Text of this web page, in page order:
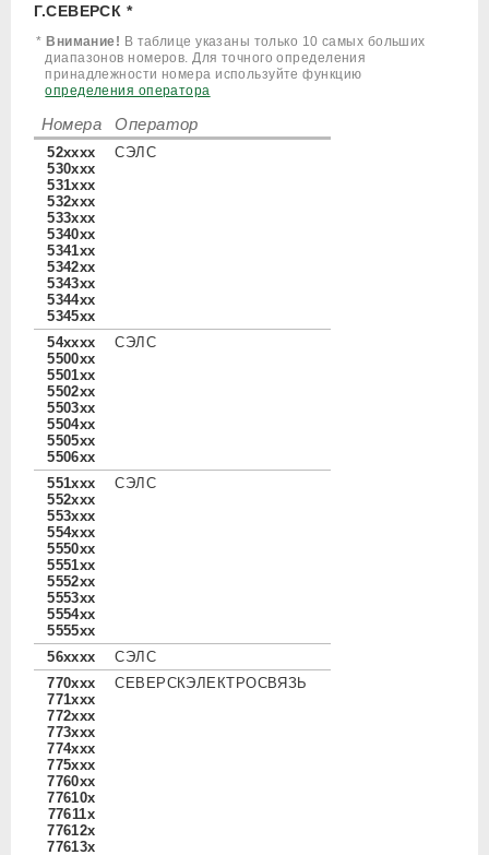
Г.СЕВЕРСК *
* Внимание! В таблице указаны только 10 самых больших
диапазонов номеров. Для точного определения
принадлежности номера используйте функцию
определения оператора
Номера Оператор
52xxxx
530xxx
531xxx
532xxx
533xxx
5340xx
5341xx
5342xx
5343xx
5344xx
5345xx
СЭЛС
54xxxx
5500xx
5501xx
5502xx
5503xx
5504xx
5505xx
5506xx
СЭЛС
551xxx
552xxx
553xxx
554xxx
5550xx
5551xx
5552xx
5553xx
5554xx
5555xx
СЭЛС
56xxxx
СЭЛС
770xxx
771xxx
772xxx
773xxx
774xxx
775xxx
7760xx
77610x
77611x
77612x
77613x
СЕВЕРСКЭЛЕКТРОСВЯЗЬ